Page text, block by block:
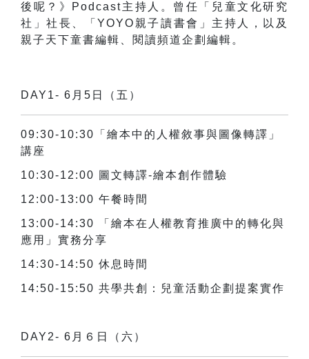
後呢？》 Podcast主持人。曾任「兒童文化研究
社」社長、「YOYO 親子讀書會」主持人，以及
親子天下童書編輯、閱讀頻道企劃編輯。
DAY1- 6月5日（五）
09:30-10:30
「繪本中的人權敘事與圖像轉譯」
講座
10:30-12:00 圖文轉譯-繪本創作體驗
12:00-13:00 午餐時間
13:00-14:30
「繪本在人權教育推廣中的轉化與
應用」實務分享
14:30-14:50 休息時間
14:50-15:50 共學共創：兒童活動企劃提案實作
DAY2- 6月６日（六）